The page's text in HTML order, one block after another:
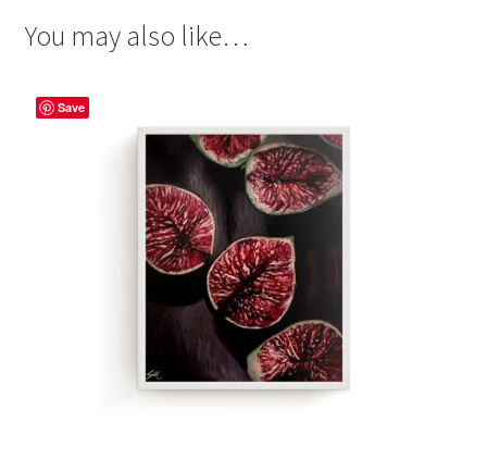
You may also like…
Save